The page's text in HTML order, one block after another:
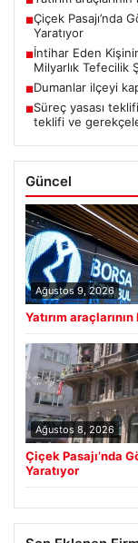
■Çiçek Pasajı’nda
Yaratıyor
■İntihar Eden
Milyarlık Tefecilik
■Dumanlar ilçeyi
■Süreç yasası
teklifi ve
Güncel
Ağustos 9, 2026
Yatırım
Ağustos 8, 2026
Çiçek Pasajı’nda
Yaratıyor